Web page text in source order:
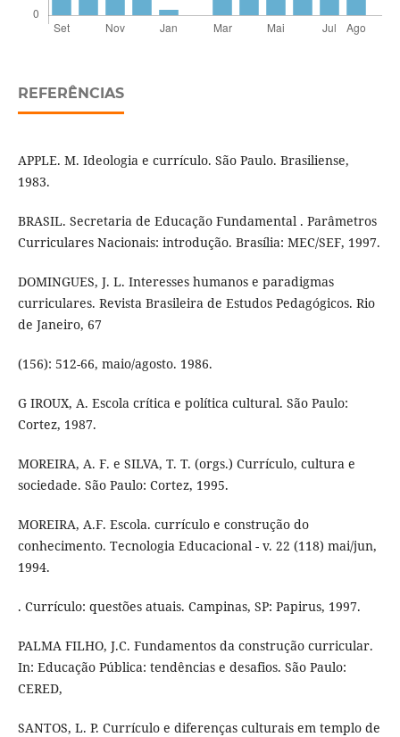
REFERÊNCIAS
APPLE. M. Ideologia e currículo. São Paulo. Brasiliense,
1983.
BRASIL. Secretaria de Educação Fundamental . Parâmetros
Curriculares Nacionais: introdução. Brasília: MEC/SEF, 1997.
DOMINGUES, J. L. Interesses humanos e paradigmas
curriculares. Revista Brasileira de Estudos Pedagógicos. Rio
de Janeiro, 67
(156): 512-66, maio/agosto. 1986.
G IROUX, A. Escola crítica e política cultural. São Paulo:
Cortez, 1987.
MOREIRA, A. F. e SILVA, T. T. (orgs.) Currículo, cultura e
sociedade. São Paulo: Cortez, 1995.
MOREIRA, A.F. Escola. currículo e construção do
conhecimento. Tecnologia Educacional - v. 22 (118) mai/jun,
1994.
. Currículo: questões atuais. Campinas, SP: Papirus, 1997.
PALMA FILHO, J.C. Fundamentos da construção curricular.
In: Educação Pública: tendências e desafios. São Paulo:
CERED,
SANTOS, L. P. Currículo e diferenças culturais em templo de